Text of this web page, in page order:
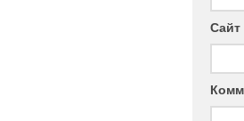
Сайт